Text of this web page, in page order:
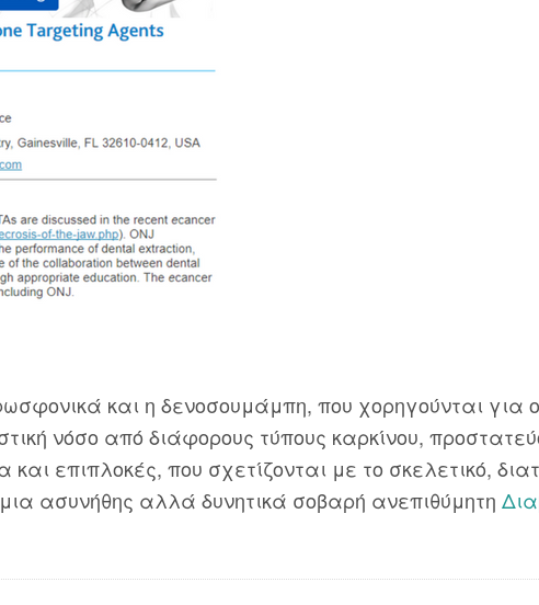
και η δενοσουμάμπη, που χορηγούνται για
νόσο από διάφορους τύπους καρκίνου,
επιπλοκές, που σχετίζονται με το σκελετικό,
ασυνήθης αλλά δυνητικά σοβαρή ανεπιθύμητη